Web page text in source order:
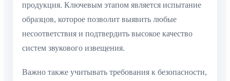
продукция. Ключевым этапом является испытание
образцов, которое позволит выявить любые
несоответствия и подтвердить высокое качество
систем звукового извещения.
Важно также учитывать требования к безопасности,